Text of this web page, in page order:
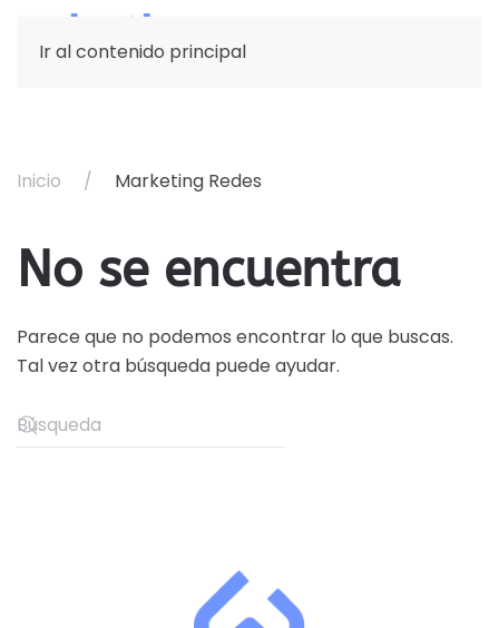
Ir al contenido principal
Inicio Marketing Redes
No se encuentra
Parece que no podemos encontrar lo que buscas.
Tal vez otra búsqueda puede ayudar.